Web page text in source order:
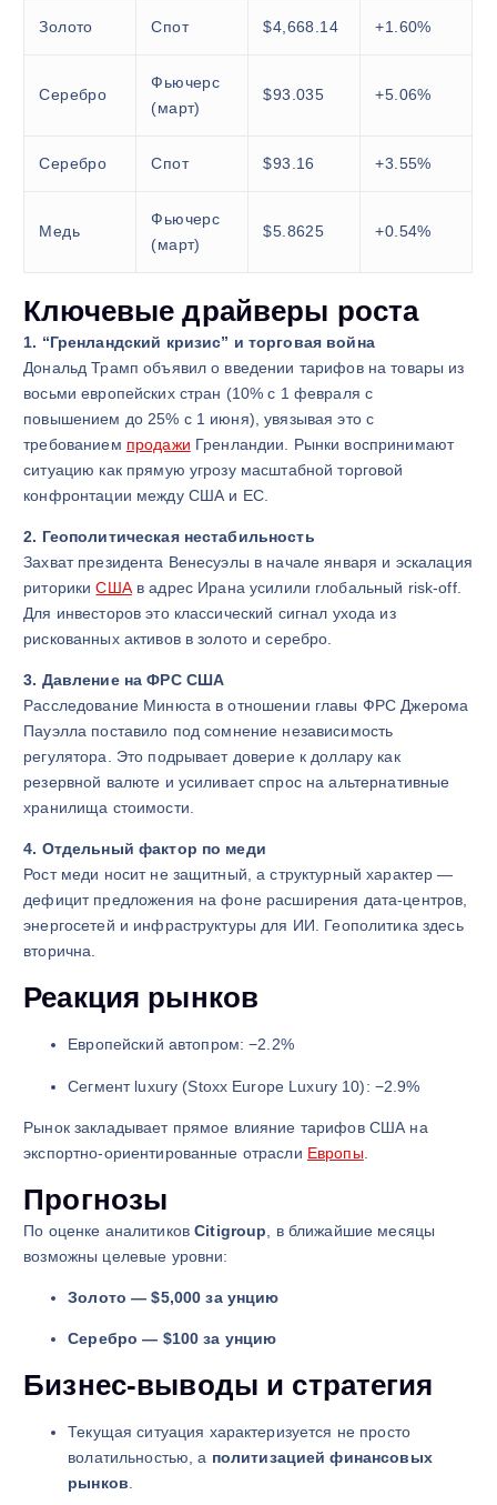
Золото Спот $4,668.14 +1.60%
Серебро
Фьючерс
(март)
$93.035 +5.06%
Серебро Спот $93.16 +3.55%
Медь
Фьючерс
(март)
$5.8625 +0.54%
Ключевые драйверы роста
1. “Гренландский кризис” и торговая война
Дональд Трамп объявил о введении тарифов на товары из
восьми европейских стран (10% с 1 февраля с
повышением до 25% с 1 июня), увязывая это с
требованием продажи Гренландии. Рынки воспринимают
ситуацию как прямую угрозу масштабной торговой
конфронтации между США и ЕС.
2. Геополитическая нестабильность
Захват президента Венесуэлы в начале января и эскалация
риторикиСШАв адрес Ирана усилили глобальный risk-off.
Для инвесторов это классический сигнал ухода из
рискованных активов в золото и серебро.
3. Давление на ФРС США
Расследование Минюста в отношении главы ФРС Джерома
Пауэлла поставило под сомнение независимость
регулятора. Это подрывает доверие к доллару как
резервной валюте и усиливает спрос на альтернативные
хранилища стоимости.
4. Отдельный фактор по меди
Рост меди носит не защитный, а структурный характер —
дефицит предложения на фоне расширения дата-центров,
энергосетей и инфраструктуры для ИИ. Геополитика здесь
вторична.
Реакция рынков
Европейский автопром: −2.2%
Сегмент luxury (Stoxx Europe Luxury 10): −2.9%
Рынок закладывает прямое влияние тарифов США на
экспортно-ориентированные отрасли Европы.
Прогнозы
По оценке аналитиковCitigroup , в ближайшие месяцы
возможны целевые уровни:
Золото — $5,000 за унцию
Серебро — $100 за унцию
Бизнес-выводы и стратегия
Текущая ситуация характеризуется не просто
волатильностью, а политизацией финансовых
рынков